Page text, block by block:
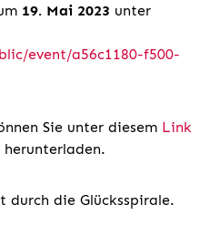
19. Mai 2023 unter
event/a56c1180-f500-
Sie unter diesem Link
die Glücksspirale.